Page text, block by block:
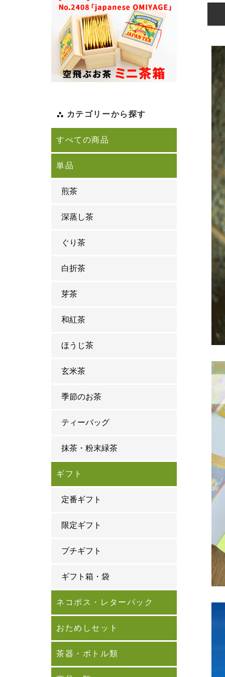
カテゴリーから探す
すべての商品
単品
煎茶
深蒸し茶
ぐり茶
白折茶
芽茶
和紅茶
ほうじ茶
玄米茶
季節のお茶
ティーバッグ
抹茶・粉末緑茶
ギフト
定番ギフト
限定ギフト
プチギフト
ギフト箱・袋
ネコポス・レターパック
おためしセット
茶器・ボトル類